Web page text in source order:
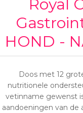
Royal
HOND -
Doos met 12
nutritionele
vetinname gewenst
aandoeningen van de